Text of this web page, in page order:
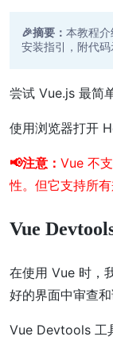
🎉摘要： 本教程介
安装指引，附代码
尝试 Vue.js 最简
使用浏览器打开
📢注意： Vue 不
性。但它支持所
Vue
在使用 Vue 时，
好的界面中审查和
Vue Devtools 工